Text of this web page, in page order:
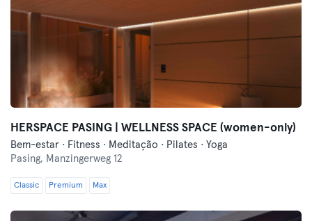
HERSPACE PASING | WELLNESS SPACE (women-only)
Bem-estar · Fitness · Meditação · Pilates · Yoga
Pasing, Manzingerweg 12
Classic Premium Max